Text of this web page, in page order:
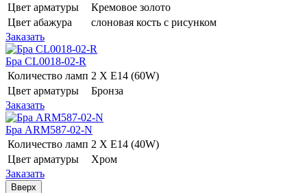
Цвет арматуры
Кремовое золото
Цвет абажура
слоновая кость с рисунком
Заказать
Бра CL0018-02-R
Количество ламп 2 Х E14 (60W)
Цвет арматуры
Бронза
Заказать
Бра ARM587-02-N
Количество ламп 2 Х E14 (40W)
Цвет арматуры
Хром
Заказать
Вверх